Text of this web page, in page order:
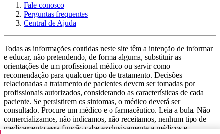
Fale conosco
Perguntas frequentes
Central de Ajuda
Todas as informações contidas neste site têm a intenção de informar
e educar, não pretendendo, de forma alguma, substituir as
orientações de um profissional médico ou servir como
recomendação para qualquer tipo de tratamento. Decisões
relacionadas a tratamento de pacientes devem ser tomadas por
profissionais autorizados, considerando as características de cada
paciente. Se persistirem os sintomas, o médico deverá ser
consultado. Procure um médico e o farmacêutico. Leia a bula. Não
comercializamos, não indicamos, não receitamos, nenhum tipo de
medicamento essa função cabe exclusivamente a médicos e